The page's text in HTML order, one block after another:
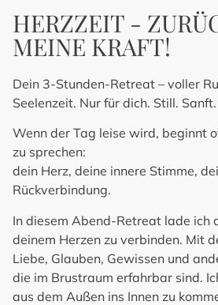
HERZZEIT -
MEINE KRAFT!
Dein 3-Stunden-Retreat – voller
Seelenzeit. Nur für dich. Still.
Wenn der Tag leise wird, beginnt
zu sprechen:
dein Herz, deine innere Stimme,
Rückverbindung.
In diesem Abend-Retreat lade ich
deinem Herzen zu verbinden. Mit
Liebe, Glauben, Gewissen und
die im Brustraum erfahrbar sind.
aus dem Außen ins Innen zu